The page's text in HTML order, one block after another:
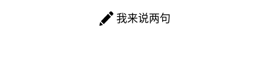
我来说两句